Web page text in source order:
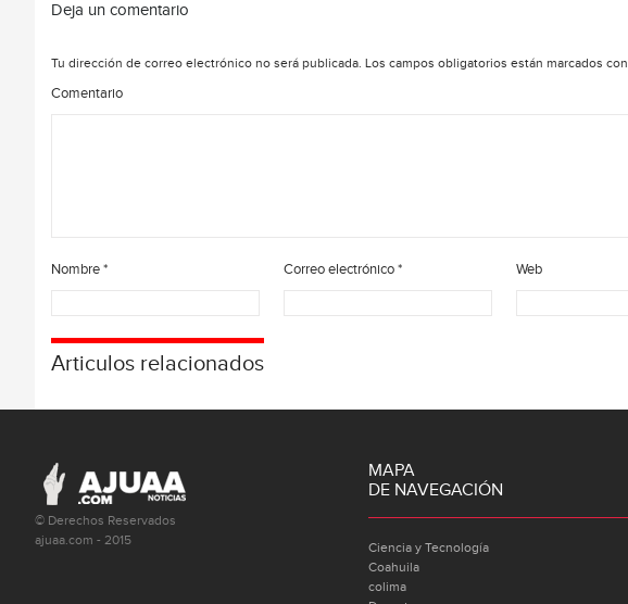
Deja un comentario
Tu dirección de correo electrónico no será publicada. Los campos obligatorios están marcados con
Comentario
Nombre* Correo electrónico* Web
Articulos relacionados
© Derechos Reservados
ajuaa.com - 2015
MAPA
DE NAVEGACIÓN
Ciencia y Tecnología
Coahuila
colima